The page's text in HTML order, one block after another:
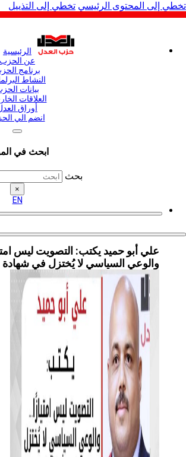
المحتوى الرئيسي تخطي إلى التذييل
الرئيسية
عن الحزب
برنامج الحزب
النشاط البرلماني
بيانات الحزب
العلاقات الخارجية
أوراق العدل
انضم الي الحزب
ابحث في الموقع
علي أبو حميد يكتب: التصويت ليس امتيازًا…
والوعي السياسي لا يُختزل في شهادة